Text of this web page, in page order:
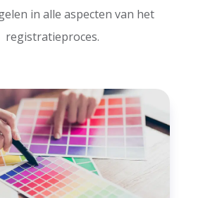
in alle aspecten van het
registratieproces.